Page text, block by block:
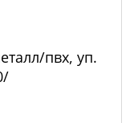
пвх, уп.